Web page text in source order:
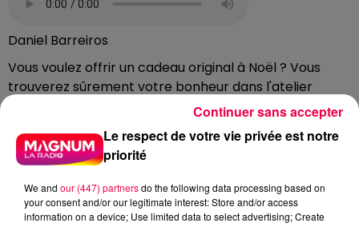
Daniel Barreiros
Vous voulez offrir un cadeau original à Noël ? Vous
trouverez sûrement votre bonheur dans l'atelier
Les Créas de la Grange. Ils fabriquent
gravure laser. Et tout ça sur du bois massif local en
provenance d'une scierie de Rambervillers.
Interview avec Julien Comte, gérant des Créas de la
Grange
Le respect de votre vie privée est notre
priorité
We and our (447) partnersdo the following data processing based on
your consent and/or our legitimate interest: Store and/or access
information on a device; Use limited data to select advertising; Create
Continuer sans accepter